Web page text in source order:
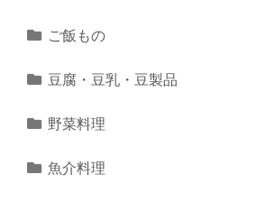
ご飯もの
豆腐・豆乳・豆製品
野菜料理
魚介料理